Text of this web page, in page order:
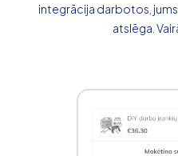
integrācija darbotos,
atslēga.